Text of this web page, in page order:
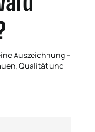
Auszeichnung –
Qualität und